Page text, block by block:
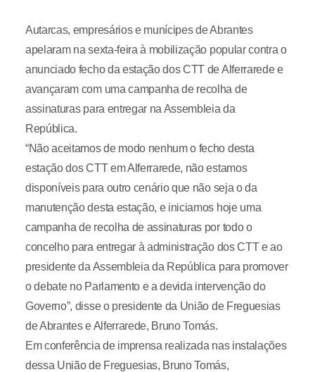
Autarcas, empresários e munícipes de Abrantes
apelaram na sexta-feira à mobilização popular contra o
anunciado fecho da estação dos CTT de Alferrarede e
avançaram com uma campanha de recolha de
assinaturas para entregar na Assembleia da
República.
“Não aceitamos de modo nenhum o fecho desta
estação dos CTT em Alferrarede, não estamos
disponíveis para outro cenário que não seja o da
manutenção desta estação, e iniciamos hoje uma
campanha de recolha de assinaturas por todo o
concelho para entregar à administração dos CTT e ao
presidente da Assembleia da República para promover
o debate no Parlamento e a devida intervenção do
Governo”, disse o presidente da União de Freguesias
de Abrantes e Alferrarede, Bruno Tomás.
Em conferência de imprensa realizada nas instalações
dessa União de Freguesias, Bruno Tomás,